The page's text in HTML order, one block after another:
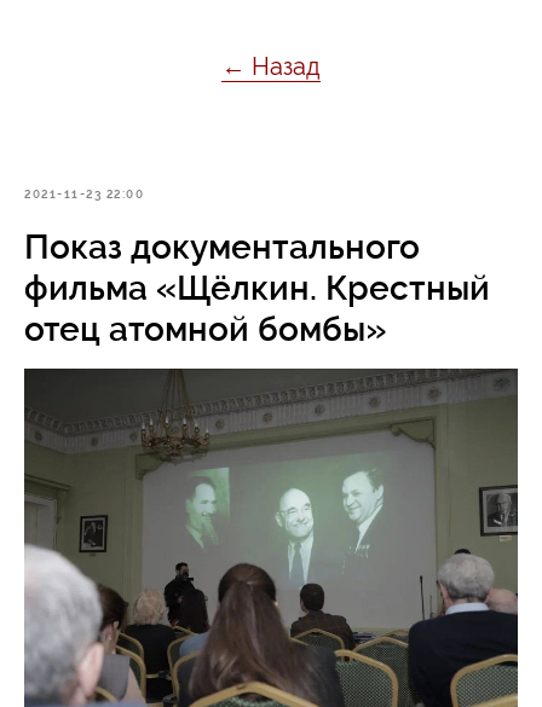
← Назад
2021-11-23 22:00
Показ документального
фильма «Щёлкин. Крестный
отец атомной бомбы»